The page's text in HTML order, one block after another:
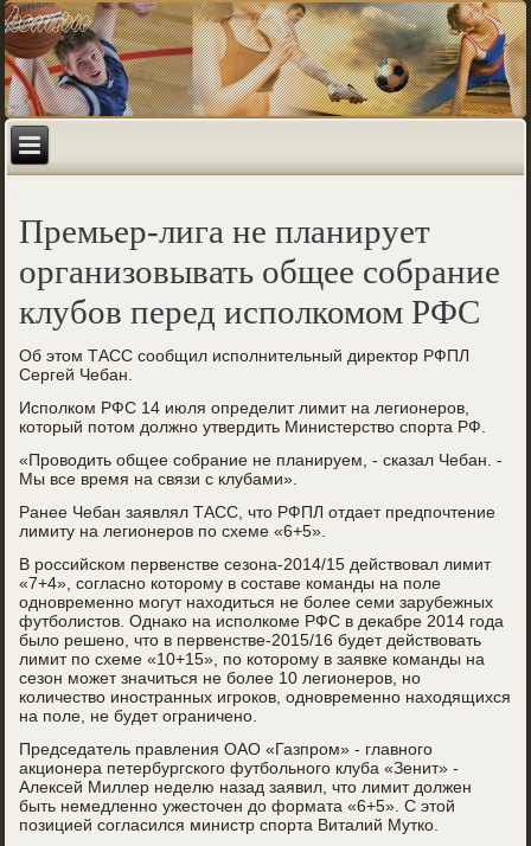
Премьер-лига не планирует
организовывать общее собрание
клубов перед исполкомом РФС
Об этом ТАСС сообщил исполнительный директор РФПЛ
Сергей Чебан.
Исполком РФС 14 июля определит лимит на легионеров,
который потом должно утвердить Министерство спорта РФ.
«Проводить общее собрание не планируем, - сказал Чебан. -
Мы все время на связи с клубами».
Ранее Чебан заявлял ТАСС, что РФПЛ отдает предпочтение
лимиту на легионеров по схеме «6+5».
В российском первенстве сезона-2014/15 действовал лимит
«7+4», согласно которому в составе команды на поле
одновременно могут находиться не более семи зарубежных
футболистов. Однако на исполкоме РФС в декабре 2014 года
было решено, что в первенстве-2015/16 будет действовать
лимит по схеме «10+15», по которому в заявке команды на
сезон может значиться не более 10 легионеров, но
количество иностранных игроков, одновременно находящихся
на поле, не будет ограничено.
Председатель правления ОАО «Газпром» - главного
акционера петербургского футбольного клуба «Зенит» -
Алексей Миллер неделю назад заявил, что лимит должен
быть немедленно ужесточен до формата «6+5». С этой
позицией согласился министр спорта Виталий Мутко.